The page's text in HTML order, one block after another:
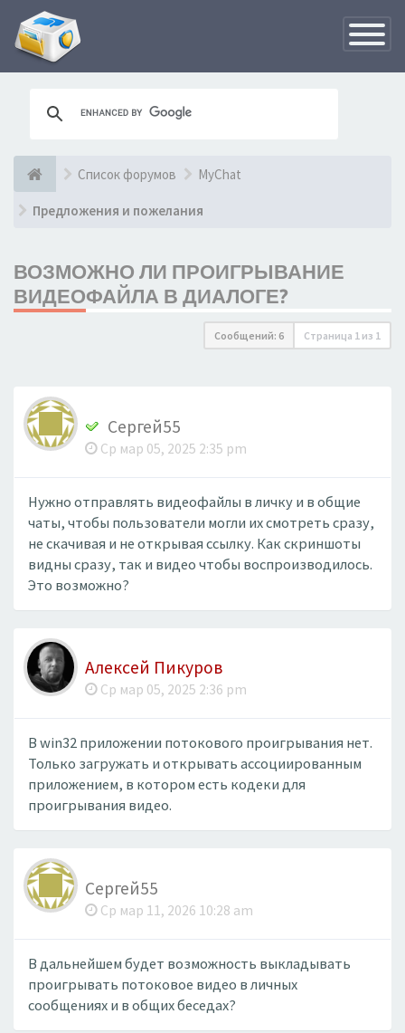
Список форумов MyChat
Предложения и пожелания
ВОЗМОЖНО ЛИ ПРОИГРЫВАНИЕ
ВИДЕОФАЙЛА В ДИАЛОГЕ?
Сообщений: 6 Страница 1 из 1
Сергей55
Ср мар 05, 2025 2:35 pm
Нужно отправлять видеофайлы в личку и в общие
чаты, чтобы пользователи могли их смотреть сразу,
не скачивая и не открывая ссылку. Как скриншоты
видны сразу, так и видео чтобы воспроизводилось.
Это возможно?
Алексей Пикуров
Ср мар 05, 2025 2:36 pm
В win32 приложении потокового проигрывания нет.
Только загружать и открывать ассоциированным
приложением, в котором есть кодеки для
проигрывания видео.
Сергей55
Ср мар 11, 2026 10:28 am
В дальнейшем будет возможность выкладывать
проигрывать потоковое видео в личных
сообщениях и в общих беседах?